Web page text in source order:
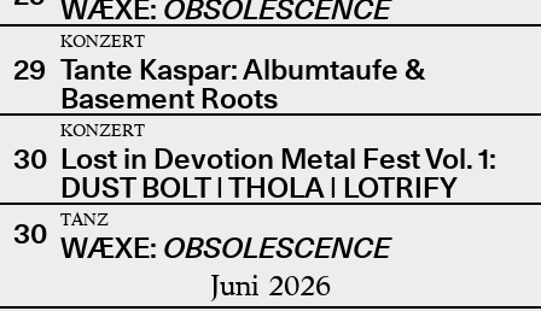
WÆXE: OBSOLESCENCE
29
KONZERT
Tante Kaspar: Albumtaufe &
Basement Roots
30
KONZERT
Lost in Devotion Metal Fest Vol. 1:
DUST BOLT | THOLA | LOTRIFY
30
TANZ
WÆXE: OBSOLESCENCE
Juni 2026